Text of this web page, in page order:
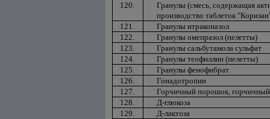
120.
Гранулы (смесь, содержащая
производство таблеток
121.
Гранулы итраконазол
122.
Гранулы омепразол (пелетты)
123.
Гранулы сальбутамола сульфат
124.
Гранулы теофиллин (пелетты)
125.
Гранулы фенофибрат
126.
Гонадотропин
127.
Горчичный порошок,
128.
Д-глюкоза
129.
Д-лактоза